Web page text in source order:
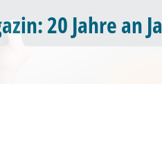
20 Jahre an